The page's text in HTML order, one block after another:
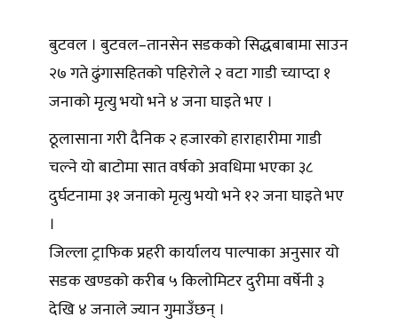
बुटवल । बुटवल–तानसेन सडकको सिद्धबाबामा साउन
२७ गते ढुंगासहितको पहिरोले २ वटा गाडी च्याप्दा १
जनाको मृत्यु भयो भने ४ जना घाइते भए ।
ठूलासाना गरी दैनिक २ हजारको हाराहारीमा गाडी
चल्ने यो बाटोमा सात वर्षको अवधिमा भएका ३८
दुर्घटनामा ३१ जनाको मृत्यु भयो भने १२ जना घाइते भए
।
जिल्ला ट्राफिक प्रहरी कार्यालय पाल्पाका अनुसार यो
सडक खण्डको करीब ५ किलोमिटर दुरीमा वर्षेनी ३
देखि ४ जनाले ज्यान गुमाउँछन् ।